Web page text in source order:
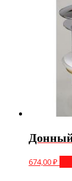
Донный
674,00₽